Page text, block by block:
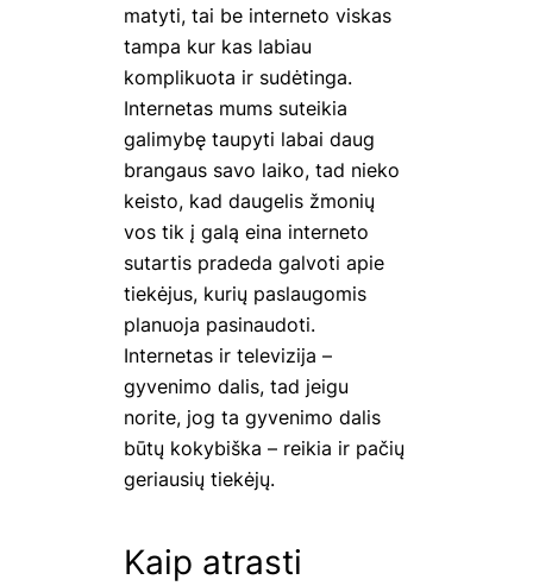
matyti, tai be interneto viskas
tampa kur kas labiau
komplikuota ir sudėtinga.
Internetas mums suteikia
galimybę taupyti labai daug
brangaus savo laiko, tad nieko
keisto, kad daugelis žmonių
vos tik į galą eina interneto
sutartis pradeda galvoti apie
tiekėjus, kurių paslaugomis
planuoja pasinaudoti.
Internetas ir televizija –
gyvenimo dalis, tad jeigu
norite, jog ta gyvenimo dalis
būtų kokybiška – reikia ir pačių
geriausių tiekėjų.
Kaip atrasti